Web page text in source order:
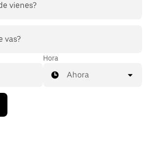
vienes?
vas?
Hora
Ahora